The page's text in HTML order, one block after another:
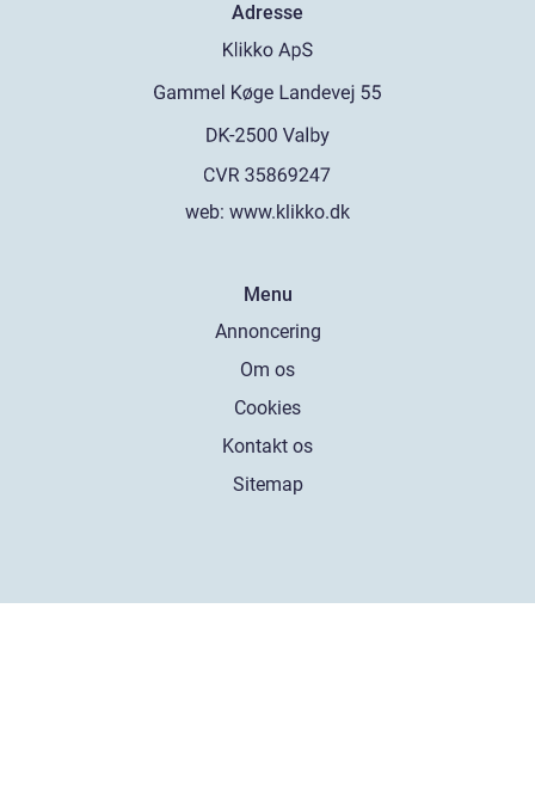
Adresse
web: www.klikko.dk
Menu
Annoncering
Om os
Cookies
Kontakt os
Sitemap